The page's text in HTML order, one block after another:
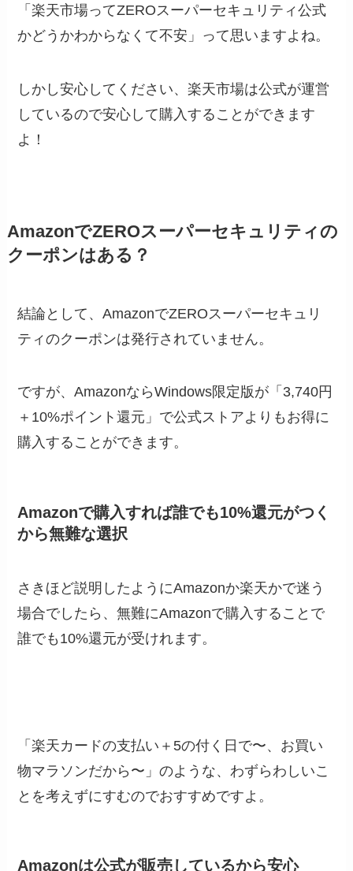
「楽天市場ってZEROスーパーセキュリティ公式
かどうかわからなくて不安」って思いますよね。
しかし安心してください、楽天市場は公式が運営
しているので安心して購入することができます
よ！
AmazonでZEROスーパーセキュリティの
クーポンはある？
結論として、AmazonでZEROスーパーセキュリ
ティのクーポンは発行されていません。
ですが、AmazonならWindows限定版が「 3,740円
＋10%ポイント還元 」で公式ストアよりもお得に
購入することができます。
Amazonで購入すれば誰でも10%還元がつく
から無難な選択
さきほど説明したようにAmazonか楽天かで迷う
場合でしたら、無難にAmazonで購入することで
誰でも10%還元が受けれます。
「楽天カードの支払い＋5の付く日で〜、お買い
物マラソンだから〜」のような、わずらわしいこ
とを考えずにすむのでおすすめですよ。
Amazonは公式が販売しているから安心